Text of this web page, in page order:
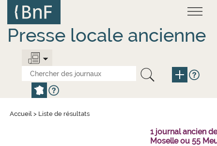
contenu
principal
Presse locale ancienne
Accueil > Liste de résultats
1 journal ancien
Moselle ou 55
Panneau de gestion des cookies